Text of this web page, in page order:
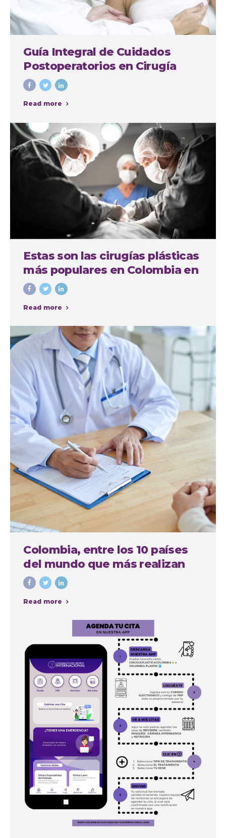
Guía Integral de Cuidados
Postoperatorios en Cirugía
Plástica
Read more
Estas son las cirugías plásticas
más populares en Colombia en
el último año
Read more
Colombia, entre los 10 países
del mundo que más realizan
cirugías plásticas estéticas
Read more